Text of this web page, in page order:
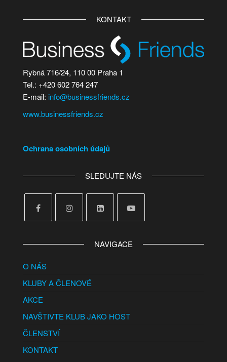
KONTAKT
Rybná 716/24, 110 00 Praha 1
Tel.: +420 602 764 247
E-mail: info@businessfriends.cz
www.businessfriends.cz
Ochrana osobních údajů
SLEDUJTE NÁS
NAVIGACE
O NÁS
KLUBY A ČLENOVÉ
AKCE
NAVŠTIVTE KLUB JAKO HOST
ČLENSTVÍ
KONTAKT